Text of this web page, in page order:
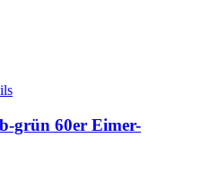
grün 60er Eimer-